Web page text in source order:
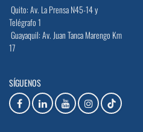
Quito: Av. La Prensa N45-14 y
Telégrafo 1
Guayaquil: Av. Juan Tanca Marengo Km
17
SÍGUENOS